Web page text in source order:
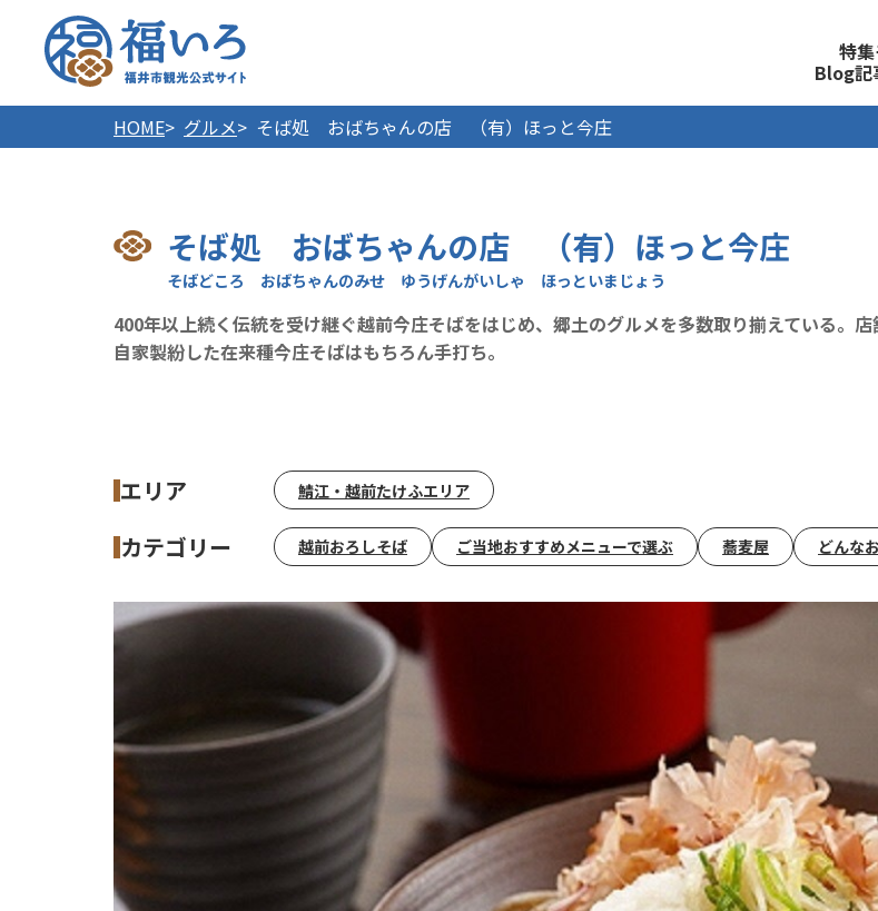
福井市観光公式サ特集
Blog記
HOME グルメ そば処 おばちゃんの店 （有）ほっと今庄
そば処 おばちゃんの店 （有）ほっと今庄
400年以上続く伝統を受け継ぐ越前今庄そばをはじめ、郷土のグルメを多数取り揃えている。店
自家製紛した在来種今庄そばはもちろん手打ち。
エリア 鯖江・越前たけふエリア
カテゴリー 越前おろしそば ご当地おすすめメニューで選ぶ 蕎麦屋 どんな